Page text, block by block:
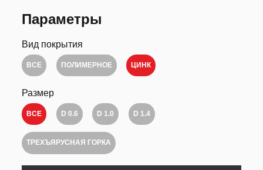
Параметры
Вид покрытия
ВСЕ ПОЛИМЕРНОЕ ЦИНК
Размер
ВСЕ D 0.6 D 1.0 D 1.4
ТРЕХЪЯРУСНАЯ ГОРКА